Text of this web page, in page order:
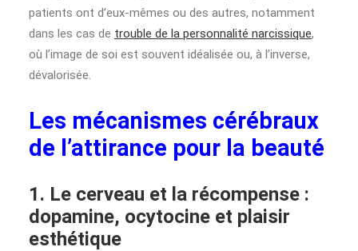
patients ont d’eux-mêmes ou des autres, notamment
dans les cas de trouble de la personnalité narcissique,
où l’image de soi est souvent idéalisée ou, à l’inverse,
dévalorisée.
Les mécanismes cérébraux
de l’attirance pour la beauté
1. Le cerveau et la récompense :
dopamine, ocytocine et plaisir
esthétique